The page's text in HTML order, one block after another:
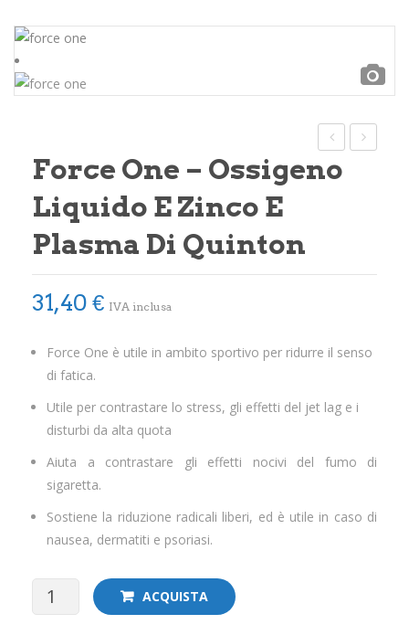
–
Force One – Ossigeno
Liquido E Zinco E
Plasma Di Quinton
31,40 € IVA inclusa
Force One è utile in ambito sportivo per ridurre il senso
di fatica.
Utile per contrastare lo stress, gli effetti del jet lag e i
disturbi da alta quota
Aiuta a contrastare gli effetti nocivi del fumo di
sigaretta.
Sostiene la riduzione radicali liberi, ed è utile in caso di
nausea, dermatiti e psoriasi.
Force
ACQUISTA